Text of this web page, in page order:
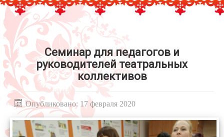
Семинар для педагогов и
руководителей театральных
коллективов
Опубликовано: 17 февраля 2020